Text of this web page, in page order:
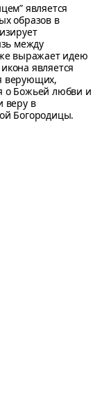
является
образов в
между
выражает идею
является
верующих,
о Божьей любви и
веру в
Богородицы.